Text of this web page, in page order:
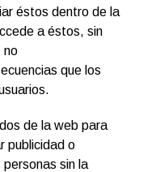
éstos dentro de la
a éstos, sin
no
que los
de la web para
publicidad o
sin la